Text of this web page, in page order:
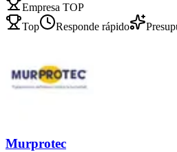
Empresa TOP
Top
Responde rápido
Murprotec